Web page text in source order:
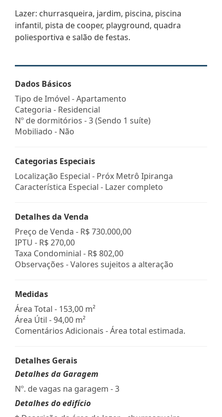
Lazer: churrasqueira, jardim, piscina, piscina
infantil, pista de cooper, playground, quadra
poliesportiva e salão de festas.
Dados Básicos
Tipo de Imóvel - Apartamento
Categoria - Residencial
Nº de dormitórios - 3 (Sendo 1 suíte)
Mobiliado - Não
Categorias Especiais
Localização Especial - Próx Metrô Ipiranga
Característica Especial - Lazer completo
Detalhes da Venda
Preço de Venda - R$ 730.000,00
IPTU - R$ 270,00
Taxa Condominial - R$ 802,00
Observações - Valores sujeitos a alteração
Medidas
Área Total - 153,00 m²
Área Útil - 94,00 m²
Comentários Adicionais - Área total estimada.
Detalhes Gerais
Detalhes da Garagem
Nº. de vagas na garagem - 3
Detalhes do edifício